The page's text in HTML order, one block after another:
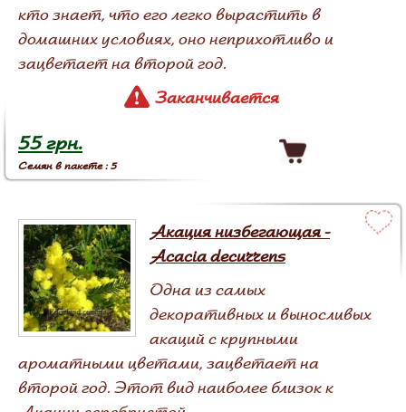
кто знает, что его легко вырастить в
домашних условиях, оно неприхотливо и
зацветает на второй год.
Заканчивается
55 грн.
Семян в пакете : 5
Акация низбегающая -
Acacia decurrens
Одна из самых
декоративных и выносливых
акаций с крупными
ароматными цветами, зацветает на
второй год. Этот вид наиболее близок к